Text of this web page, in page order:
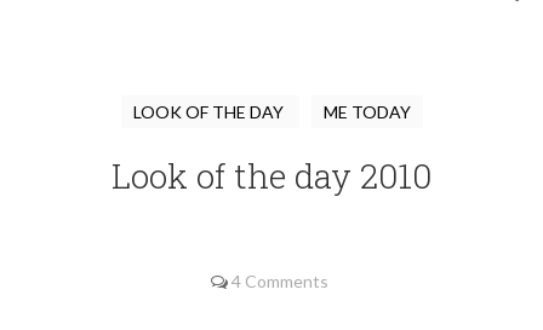
LOOK OF THE DAY ME TODAY
Look of the day 2010
4 Comments